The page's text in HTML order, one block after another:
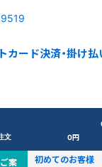
文
0円
ご案
初めてのお客様